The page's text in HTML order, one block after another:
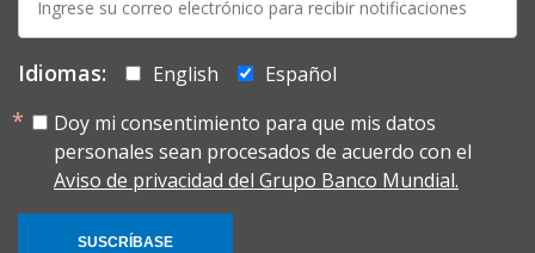
mail:
Idiomas: English
Español
Doy mi consentimiento para que mis datos
personales sean procesados de acuerdo con el
Aviso de privacidad del Grupo Banco Mundial.
SUSCRÍBASE